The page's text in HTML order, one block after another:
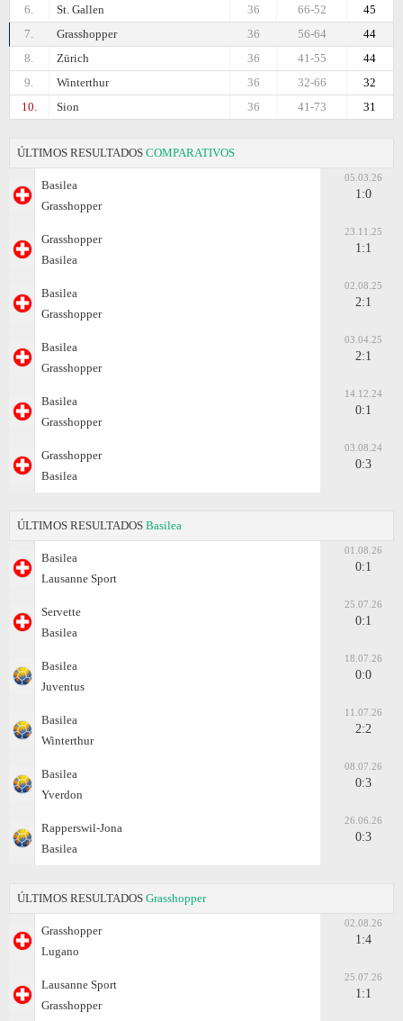
6. St. Gallen 45
66-52
36
7.
Grasshopper 44
56-64
36
8.
Zürich 44
41-55
36
9.
Winterthur 32
32-66
36
10.
Sion 31
41-73
36
ÚLTIMOS RESULTADOS COMPARATIVOS
Basilea
Grasshopper
05.03.26
1:0
Grasshopper
Basilea
23.11.25
1:1
Basilea
Grasshopper
02.08.25
2:1
Basilea
Grasshopper
03.04.25
2:1
Basilea
Grasshopper
14.12.24
0:1
Grasshopper
Basilea
03.08.24
0:3
ÚLTIMOS RESULTADOS Basilea
Basilea
Lausanne Sport
01.08.26
0:1
Servette
Basilea
25.07.26
0:1
Basilea
Juventus
18.07.26
0:0
Basilea
Winterthur
11.07.26
2:2
Basilea
Yverdon
08.07.26
0:3
Rapperswil-Jona
Basilea
26.06.26
0:3
ÚLTIMOS RESULTADOS Grasshopper
Grasshopper
Lugano
02.08.26
1:4
Lausanne Sport
Grasshopper
25.07.26
1:1